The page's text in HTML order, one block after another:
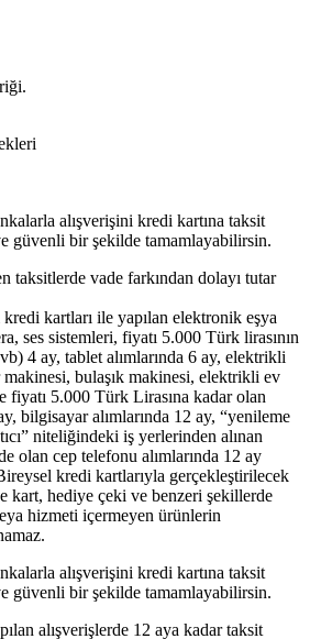
alışverişini kredi kartına taksit
güvenli bir şekilde tamamlayabilirsin.
taksitlerde vade farkından dolayı tutar
kredi kartları ile yapılan elektronik eşya
ses sistemleri, fiyatı 5.000 Türk lirasının
4 ay, tablet alımlarında 6 ay, elektrikli
makinesi, bulaşık makinesi, elektrikli ev
fiyatı 5.000 Türk Lirasına kadar olan
bilgisayar alımlarında 12 ay, “yenileme
niteliğindeki iş yerlerinden alınan
olan cep telefonu alımlarında 12 ay
kredi kartlarıyla gerçekleştirilecek
kart, hediye çeki ve benzeri şekillerde
hizmeti içermeyen ürünlerin
alışverişini kredi kartına taksit
güvenli bir şekilde tamamlayabilirsin.
alışverişlerde 12 aya kadar taksit